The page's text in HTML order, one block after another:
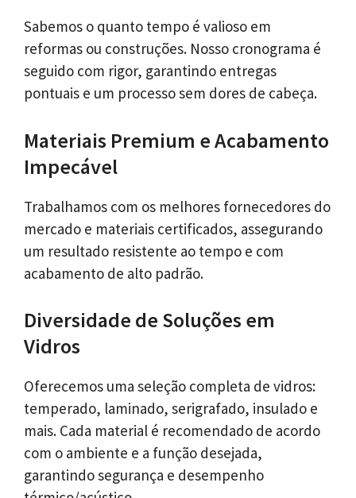
Sabemos o quanto tempo é valioso em
reformas ou construções. Nosso cronograma é
seguido com rigor, garantindo entregas
pontuais e um processo sem dores de cabeça.
Materiais Premium e Acabamento
Impecável
Trabalhamos com os melhores fornecedores do
mercado e materiais certificados, assegurando
um resultado resistente ao tempo e com
acabamento de alto padrão.
Diversidade de Soluções em
Vidros
Oferecemos uma seleção completa de vidros:
temperado, laminado, serigrafado, insulado e
mais. Cada material é recomendado de acordo
com o ambiente e a função desejada,
garantindo segurança e desempenho